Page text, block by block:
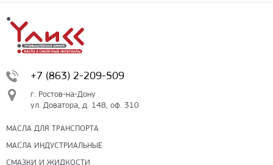
+7 (863) 2-209-509
г. Ростов-на-Дону
ул. Доватора, д. 148, оф. 310
МАСЛА ДЛЯ ТРАНСПОРТА
МАСЛА ИНДУСТРИАЛЬНЫЕ
СМАЗКИ И ЖИДКОСТИ